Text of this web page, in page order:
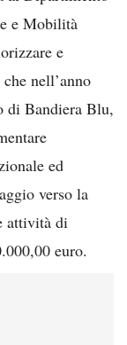
e Mobilità
e
nell’anno
di Bandiera Blu,
ed
verso la
attività di
euro.